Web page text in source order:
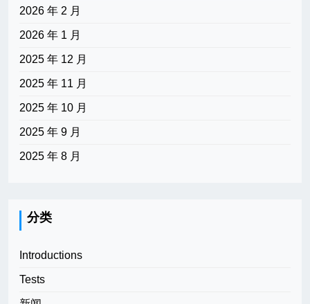
2026 年 2 月
2026 年 1 月
2025 年 12 月
2025 年 11 月
2025 年 10 月
2025 年 9 月
2025 年 8 月
分类
Introductions
Tests